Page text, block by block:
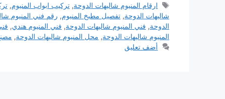
الوسوم
ارقام المنيوم شاليهات الدوحة,تركيب ابواب المنيوم,
شاليهات الدوحة, تفصيل مطبخ المنيوم, رقم فني المنيوم
الدوحة, فني المنيوم شاليهات الدوحة, فني المنيوم هندي,
المنيوم شاليهات الدوحة, محل المنيوم شاليهات الدوحة,
أضف تعليق